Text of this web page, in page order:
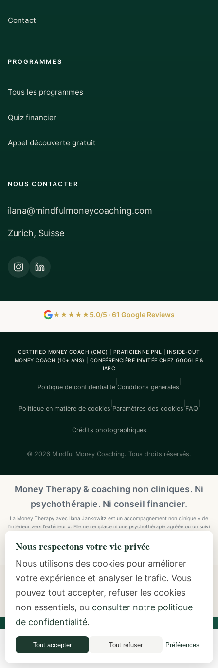
Contact
PROGRAMMES
Tous les programmes
Quiz financier
Appel découverte gratuit
NOUS CONTACTER
ilana@mindfulmoneycoaching.com
Zurich, Suisse
★★★★★5.0/5 · 61 Google Reviews
CERTIFIED MONEY COACH (CMC) | PRATICIENNE PNL | INSIDE-OUT
MONEY COACH (10+ ANS) | CONFÉRENCIÈRE INVITÉE CHEZ GOOGLE &
IAPC
Politique de confidentialité Conditions générales
Politique en matière de cookies Paramètres des cookies FAQ
Crédits photographiques
© 2026 Mindful Money Coaching. Tous droits réservés.
Quiz financier
Money Therapy & coaching non cliniques. Ni
psychothérapie. Ni conseil financier.
La Money Therapy avec Ilana Jankowitz est un accompagnement non clinique « de
l'intérieur vers l'extérieur ». Elle ne remplace ni une psychothérapie agréée ou un suivi
prévoyance). Si vous avez besoin d'un suivi clinique, veuillez consulter un professionnel
agréé.
Explore Mindful Money Coaching
Programmes, archetypes, the Inside-Out Method, and
resources.
Ilana Jankowitz· Certified Money Coach (CMC) · NLP
Practitioner · Inside-Out Money Coach (10+ Years) ·
Featured Speaker at Google & IAPC
Nous respectons votre vie privée
Nous utilisons des cookies pour améliorer
votre expérience et analyser le trafic. Vous
pouvez tout accepter, refuser les cookies
non essentiels, ou consulter notre politique
de confidentialité.
Tout accepter Tout refuser Préférences